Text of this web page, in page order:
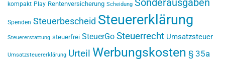
kompakt Play Rentenversicherung Scheidung Sonderausgaben
Spenden Steuerbescheid Steuererklärung
Steuererstattung steuerfrei SteuerGo Steuerrecht Umsatzsteuer
Umsatzsteuererklärung Urteil Werbungskosten § 35a